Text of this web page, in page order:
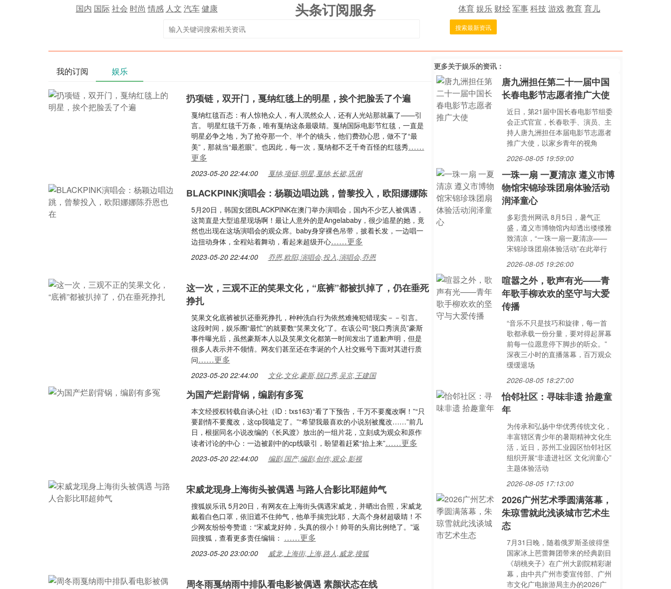
国内 国际社会 时尚 情感 人文 汽车健康 头条订阅服务 体育娱乐 财经军事科技游戏教育育儿
搜索最新资讯
我的订阅 娱乐
扔项链，双开门，戛纳红毯上的明星，挨个把脸丢了个遍
戛纳红毯百态：有人惊艳众人，有人泯然众人，还有人光站那就赢了——引
言。 明星红毯千万条，唯有戛纳这条最吸睛。戛纳国际电影节红毯，一直是
明星必争之地，为了抢夺那一个、半个的镜头，他们费劲心思，做不了“最
美”，那就当“最惹眼”。也因此，每一次，戛纳都不乏千奇百怪的红毯秀……
更多
2023-05-20 22:44:00 戛纳,项链,明星,戛纳,长裙,巩俐
BLACKPINK演唱会：杨颖边唱边跳，曾黎投入，欧阳娜娜陈
5月20日，韩国女团BLACKPINK在澳门举办演唱会，国内不少艺人被偶遇，
这简直是大型追星现场啊！最让人意外的是Angelababy，很少追星的她，竟
然也出现在这场演唱会的观众席。baby身穿裸色吊带，披着长发，一边唱一
边扭动身体，全程站着舞动，看起来超级开心……更多
2023-05-20 22:44:00 乔恩,欧阳,演唱会,投入,演唱会,乔恩
这一次，三观不正的笑果文化，“底裤”都被扒掉了，仍在垂死
挣扎
笑果文化底裤被扒还垂死挣扎，种种洗白行为依然难掩犯错现实－－引言。
这段时间，娱乐圈“最忙”的就要数“笑果文化”了。在该公司“脱口秀演员”豪斯
事件曝光后，虽然豪斯本人以及笑果文化都第一时间发出了道歉声明，但是
很多人表示并不领情。网友们甚至还在李诞的个人社交账号下面对其进行质
问……更多
2023-05-20 22:44:00 文化,文化,豪斯,脱口秀,吴京,王建国
为国产烂剧背锅，编剧有多冤
本文经授权转载自谈心社（ID：txs163)“看了下预告，千万不要魔改啊！”“只
要剧情不要魔改，这cp我嗑定了。”“希望我最喜欢的小说别被魔改……”前几
日，根据同名小说改编的《长风渡》放出的一组片花，立刻成为观众和原作
读者讨论的中心：一边被剧中的cp线吸引，盼望着赶紧“抬上来”……更多
2023-05-20 22:44:00 编剧,国产,编剧,创作,观众,影视
宋威龙现身上海街头被偶遇 与路人合影比耶超帅气
搜狐娱乐讯 5月20日，有网友在上海街头偶遇宋威龙，并晒出合照，宋威龙
戴着白色口罩，依旧遮不住帅气，他单手揣兜比耶，大高个身材超吸睛！不
少网友纷纷夸赞道：“宋威龙好帅，头真的很小！帅哥的头肩比例绝了。”返
回搜狐，查看更多责任编辑： ……更多
2023-05-20 23:00:00 威龙,上海街,上海,路人,威龙,搜狐
周冬雨戛纳雨中排队看电影被偶遇 素颜状态在线
更多关于娱乐的资讯：
唐九洲担任第二十一届中国
长春电影节志愿者推广大使
近日，第21届中国长春电影节组委
会正式官宣，长春歌手、演员、主
持人唐九洲担任本届电影节志愿者
推广大使，以家乡青年的视角
2026-08-05 19:59:00
一珠一扇 一夏清凉 遵义市博
物馆宋锦珍珠团扇体验活动
润泽童心
多彩贵州网讯 8月5日，暑气正
盛，遵义市博物馆内却透出缕缕雅
致清凉，“一珠一扇一夏清凉——
宋锦珍珠团扇体验活动”在此举行
2026-08-05 19:26:00
喧嚣之外，歌声有光——青
年歌手柳欢欢的坚守与大爱
传播
“音乐不只是技巧和旋律，每一首
歌都承载一份分量，要对得起屏幕
前每一位愿意停下脚步的听众。”
深夜三小时的直播落幕，百万观众
缓缓退场
2026-08-05 18:27:00
怡邻社区：寻味非遗 拾趣童
年
为传承和弘扬中华优秀传统文化，
丰富辖区青少年的暑期精神文化生
活，近日，苏州工业园区怡邻社区
组织开展“非遗进社区 文化润童心”
主题体验活动
2026-08-05 17:13:00
2026广州艺术季圆满落幕，
朱琼雪就此浅谈城市艺术生
态
7月31日晚，随着俄罗斯圣彼得堡
国家冰上芭蕾舞团带来的经典剧目
《胡桃夹子》在广州大剧院精彩谢
幕，由中共广州市委宣传部、广州
市文化广电旅游局主办的2026广